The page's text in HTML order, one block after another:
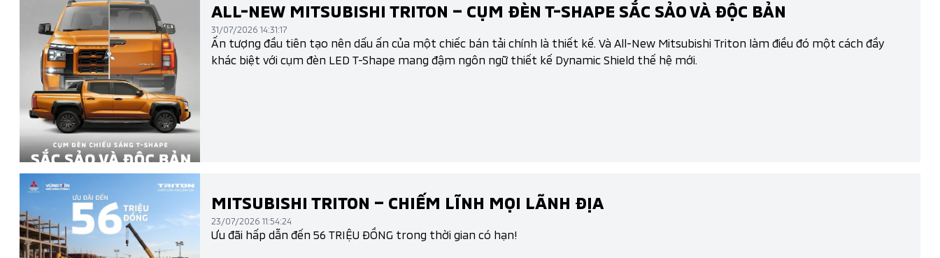
ALL-NEW MITSUBISHI TRITON – CỤM ĐÈN T-SHAPE SẮC SẢO VÀ ĐỘC BẢN
31/07/2026 14:31:17
Ấn tượng đầu tiên tạo nên dấu ấn của một chiếc bán tải chính là thiết kế. Và All-New Mitsubishi Triton làm điều đó một cách đầy
khác biệt với cụm đèn LED T-Shape mang đậm ngôn ngữ thiết kế Dynamic Shield thế hệ mới.
MITSUBISHI TRITON – CHIẾM LĨNH MỌI LÃNH ĐỊA
23/07/2026 11:54:24
Ưu đãi hấp dẫn đến 56 TRIỆU ĐỒNG trong thời gian có hạn!